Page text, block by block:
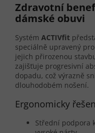
Zdravotní
dámské obuvi
Systém ACTIVfit
speciálně upravený
jejich přirozenou
zajišťuje progresivní
dopadu, což výrazně
dlouhodobém nošení.
Ergonomicky
Střední podpora